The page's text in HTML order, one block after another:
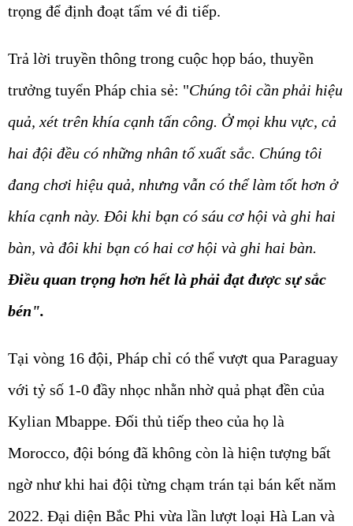
trọng để định đoạt tấm vé đi tiếp.
Trả lời truyền thông trong cuộc họp báo, thuyền
trưởng tuyển Pháp chia sẻ: "Chúng tôi cần phải hiệu
quả, xét trên khía cạnh tấn công. Ở mọi khu vực, cả
hai đội đều có những nhân tố xuất sắc. Chúng tôi
đang chơi hiệu quả, nhưng vẫn có thể làm tốt hơn ở
khía cạnh này. Đôi khi bạn có sáu cơ hội và ghi hai
bàn, và đôi khi bạn có hai cơ hội và ghi hai bàn.
Điều quan trọng hơn hết là phải đạt được sự sắc
bén".
Tại vòng 16 đội, Pháp chỉ có thể vượt qua Paraguay
với tỷ số 1-0 đầy nhọc nhằn nhờ quả phạt đền của
Kylian Mbappe. Đối thủ tiếp theo của họ là
Morocco, đội bóng đã không còn là hiện tượng bất
ngờ như khi hai đội từng chạm trán tại bán kết năm
2022. Đại diện Bắc Phi vừa lần lượt loại Hà Lan và